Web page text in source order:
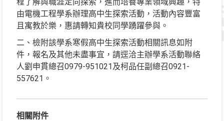
由電機工程學系辦理高中生探索活動，活動內容豐富
且寓教於樂，惠請轉知貴校同學踴躍參與。
二、檢附該學系寒假高中生探索活動相關訊息如附
件，報名及其他未盡事宜，請逕洽主辦學系活動聯絡
人劉申貫總召0979-951021及柯品任副總召0921-
557621。
相關附件